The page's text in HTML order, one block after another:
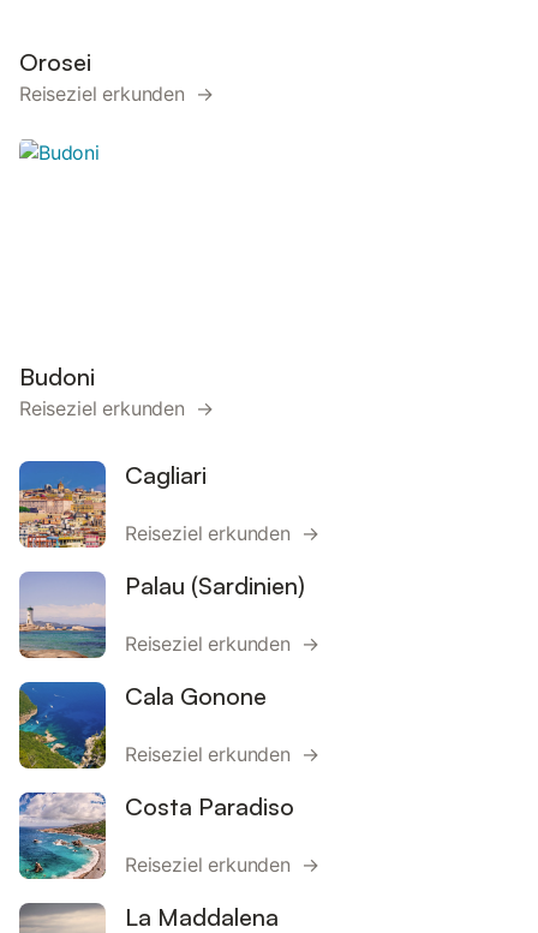
Orosei
Reiseziel erkunden →
Budoni
Reiseziel erkunden →
Cagliari
Reiseziel erkunden →
Palau (Sardinien)
Reiseziel erkunden →
Cala Gonone
Reiseziel erkunden →
Costa Paradiso
Reiseziel erkunden →
La Maddalena